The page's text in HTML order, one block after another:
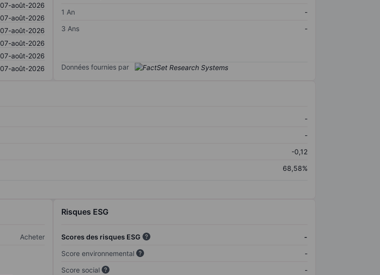
07-août-2026
07-août-2026
07-août-2026
07-août-2026
07-août-2026
07-août-2026
1 An
-
3 Ans
-
Données fournies par
-
-
-0,12
68,58%
Acheter
Risques ESG
Scores des risques ESG
-
Score environnemental
-
Score social
-